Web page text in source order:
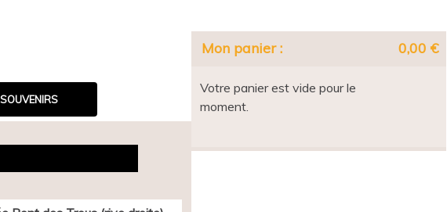
SOUVENIRS
Mon panier : 0,00 €
Votre panier est vide pour le
moment.